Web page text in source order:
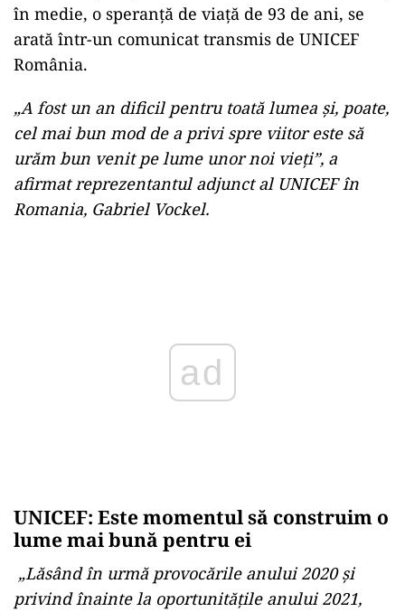
în medie, o speranţă de viaţă de 93 de ani, se
arată într-un comunicat transmis de UNICEF
România.
„A fost un an dificil pentru toată lumea şi, poate,
cel mai bun mod de a privi spre viitor este să
urăm bun venit pe lume unor noi vieţi”, a
afirmat reprezentantul adjunct al UNICEF în
Romania, Gabriel Vockel.
UNICEF: Este momentul să construim o
lume mai bună pentru ei
„Lăsând în urmă provocările anului 2020 şi
privind înainte la oportunităţile anului 2021,